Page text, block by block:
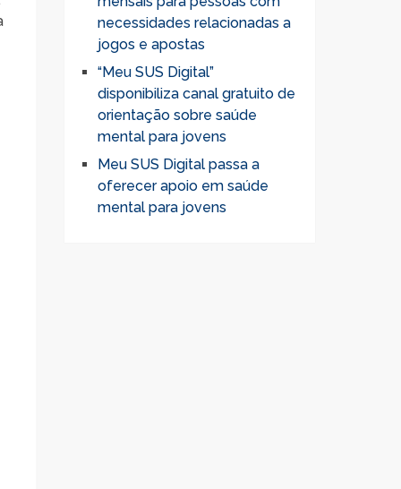
necessidades relacionadas a
jogos e apostas
“Meu SUS Digital”
disponibiliza canal gratuito de
orientação sobre saúde
mental para jovens
Meu SUS Digital passa a
oferecer apoio em saúde
mental para jovens